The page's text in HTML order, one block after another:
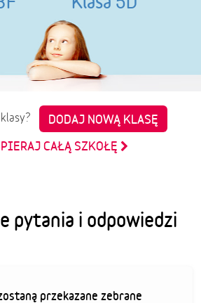
klasy?
DODAJ NOWĄ KLASĘ
CAŁĄ SZKOŁĘ
pytania i odpowiedzi
przekazane zebrane